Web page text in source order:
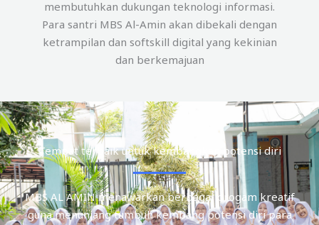
membutuhkan dukungan teknologi informasi.
Para santri MBS Al-Amin akan dibekali dengan
ketrampilan dan softskill digital yang kekinian
dan berkemajuan
Tempat terbaik untuk kembangkan potensi diri
MBS AL AMIN menawarkan berbagai progam kreatif
guna menunjang tumbuh kembang potensi diri para